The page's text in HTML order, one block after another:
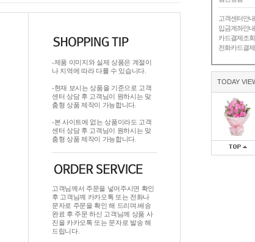
고객센터안내
입금계좌안내
카드결제조회
전화카드결제
TODAY
-제품 이미지와 실제 상품은 계절이
나 지역에 따라 다를 수 있습니다.
-현재 보시는 상품을 기준으로 고객
센터 상담 후 고객님이 원하시는 맞
춤형 상품 제작이 가능합니다.
-본 사이트에 없는 상품이라도 고객
센터 상담 후 고객님이 원하시는 맞
춤형 상품 제작이 가능합니다.
고객님께서 주문을 넣어주시면 확인
후 고객님께 카카오톡 또는 전화나
문자로 주문을 확인 해 드리며.배송
완료 후 주문 하신 고객님께 상품 사
진을 카카오톡 또는 문자로 발송 해
드립니다.